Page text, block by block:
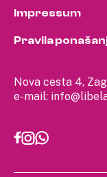
Nova cesta 4,
e-mail:
Impressum
Pravila